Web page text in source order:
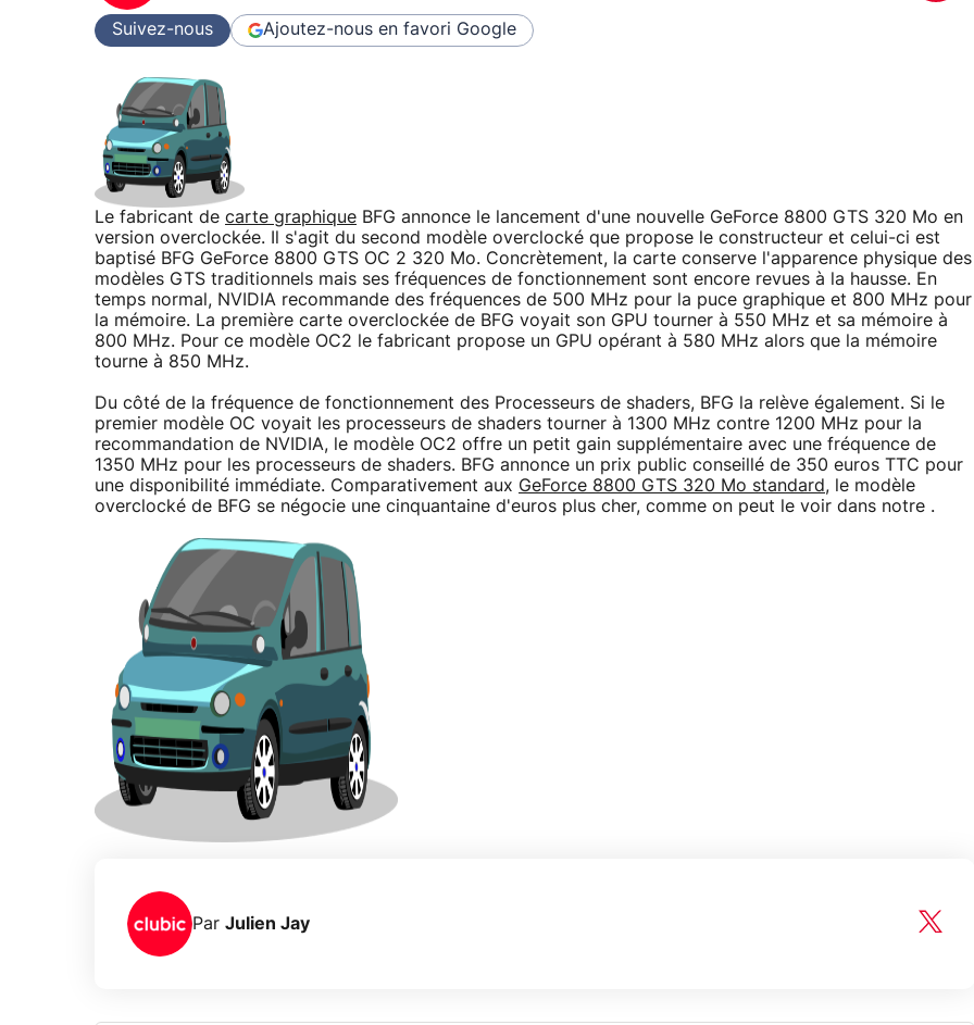
Suivez-nous Ajoutez-nous en favori Google
Le fabricant de carte graphique BFG annonce le lancement d'une nouvelle GeForce 8800 GTS 320 Mo en
version overclockée. Il s'agit du second modèle overclocké que propose le constructeur et celui-ci est
baptisé BFG GeForce 8800 GTS OC 2 320 Mo. Concrètement, la carte conserve l'apparence physique des
modèles GTS traditionnels mais ses fréquences de fonctionnement sont encore revues à la hausse. En
temps normal, NVIDIA recommande des fréquences de 500 MHz pour la puce graphique et 800 MHz pour
la mémoire. La première carte overclockée de BFG voyait son GPU tourner à 550 MHz et sa mémoire à
800 MHz. Pour ce modèle OC2 le fabricant propose un GPU opérant à 580 MHz alors que la mémoire
tourne à 850 MHz.
Du côté de la fréquence de fonctionnement des Processeurs de shaders, BFG la relève également. Si le
premier modèle OC voyait les processeurs de shaders tourner à 1300 MHz contre 1200 MHz pour la
recommandation de NVIDIA, le modèle OC2 offre un petit gain supplémentaire avec une fréquence de
1350 MHz pour les processeurs de shaders. BFG annonce un prix public conseillé de 350 euros TTC pour
une disponibilité immédiate. Comparativement aux GeForce 8800 GTS 320 Mo standard, le modèle
overclocké de BFG se négocie une cinquantaine d'euros plus cher, comme on peut le voir dans notre .
Par Julien Jay